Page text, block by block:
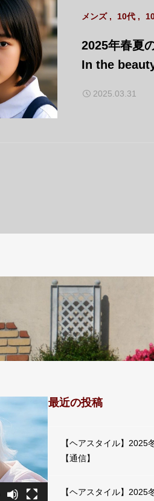
メンズ 10代
2025年春夏
In the
2025.03.31
最近の投稿
【ヘアスタイル】
【通信】
【ヘアスタイル】